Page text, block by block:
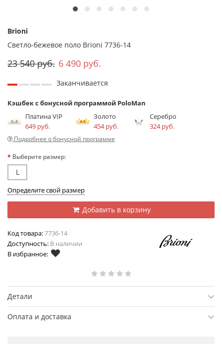
Brioni
Светло-бежевое поло Brioni 7736-14
23 540 руб. 6 490 руб.
Заканчивается
Кэшбек с бонусной программой PoloMan
Платина VIP
649 руб.
Золото
454 руб.
Серебро
324 руб.
Подробнее о бонусной программе
Выберите размер:
L
Определите свой размер
Добавить в корзину
Код товара:7736-14
Доступность: В наличии
В избранное:
Детали
Оплата и доставка